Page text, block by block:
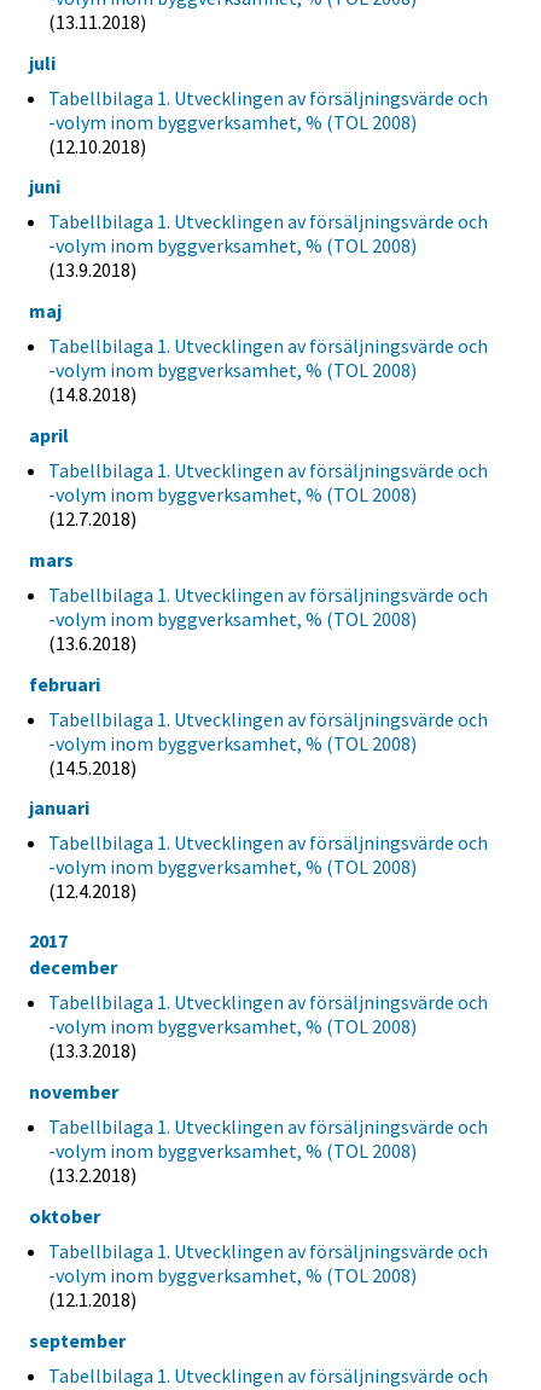
(13.11.2018)
juli
Tabellbilaga 1. Utvecklingen av försäljningsvärde och
-volym inom byggverksamhet, % (TOL 2008)
(12.10.2018)
juni
Tabellbilaga 1. Utvecklingen av försäljningsvärde och
-volym inom byggverksamhet, % (TOL 2008)
(13.9.2018)
maj
Tabellbilaga 1. Utvecklingen av försäljningsvärde och
-volym inom byggverksamhet, % (TOL 2008)
(14.8.2018)
april
Tabellbilaga 1. Utvecklingen av försäljningsvärde och
-volym inom byggverksamhet, % (TOL 2008)
(12.7.2018)
mars
Tabellbilaga 1. Utvecklingen av försäljningsvärde och
-volym inom byggverksamhet, % (TOL 2008)
(13.6.2018)
februari
Tabellbilaga 1. Utvecklingen av försäljningsvärde och
-volym inom byggverksamhet, % (TOL 2008)
(14.5.2018)
januari
Tabellbilaga 1. Utvecklingen av försäljningsvärde och
-volym inom byggverksamhet, % (TOL 2008)
(12.4.2018)
2017
december
Tabellbilaga 1. Utvecklingen av försäljningsvärde och
-volym inom byggverksamhet, % (TOL 2008)
(13.3.2018)
november
Tabellbilaga 1. Utvecklingen av försäljningsvärde och
-volym inom byggverksamhet, % (TOL 2008)
(13.2.2018)
oktober
Tabellbilaga 1. Utvecklingen av försäljningsvärde och
-volym inom byggverksamhet, % (TOL 2008)
(12.1.2018)
september
Tabellbilaga 1. Utvecklingen av försäljningsvärde och